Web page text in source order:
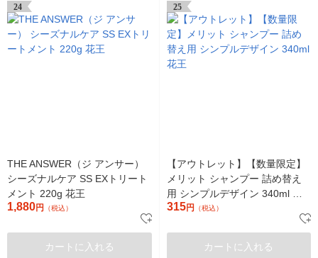
24
THE ANSWER（ジ アンサー）
シーズナルケア SS EXトリート
メント 220g 花王
1,880円 （税込）
カートに入れる
25
【アウトレット】【数量限定】
メリット シャンプー 詰め替え
用 シンプルデザイン 340ml 花
王
315円 （税込）
カートに入れる